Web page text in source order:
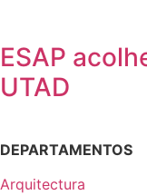
ESAP
UTAD
DEPARTAMENTOS
Arquitectura